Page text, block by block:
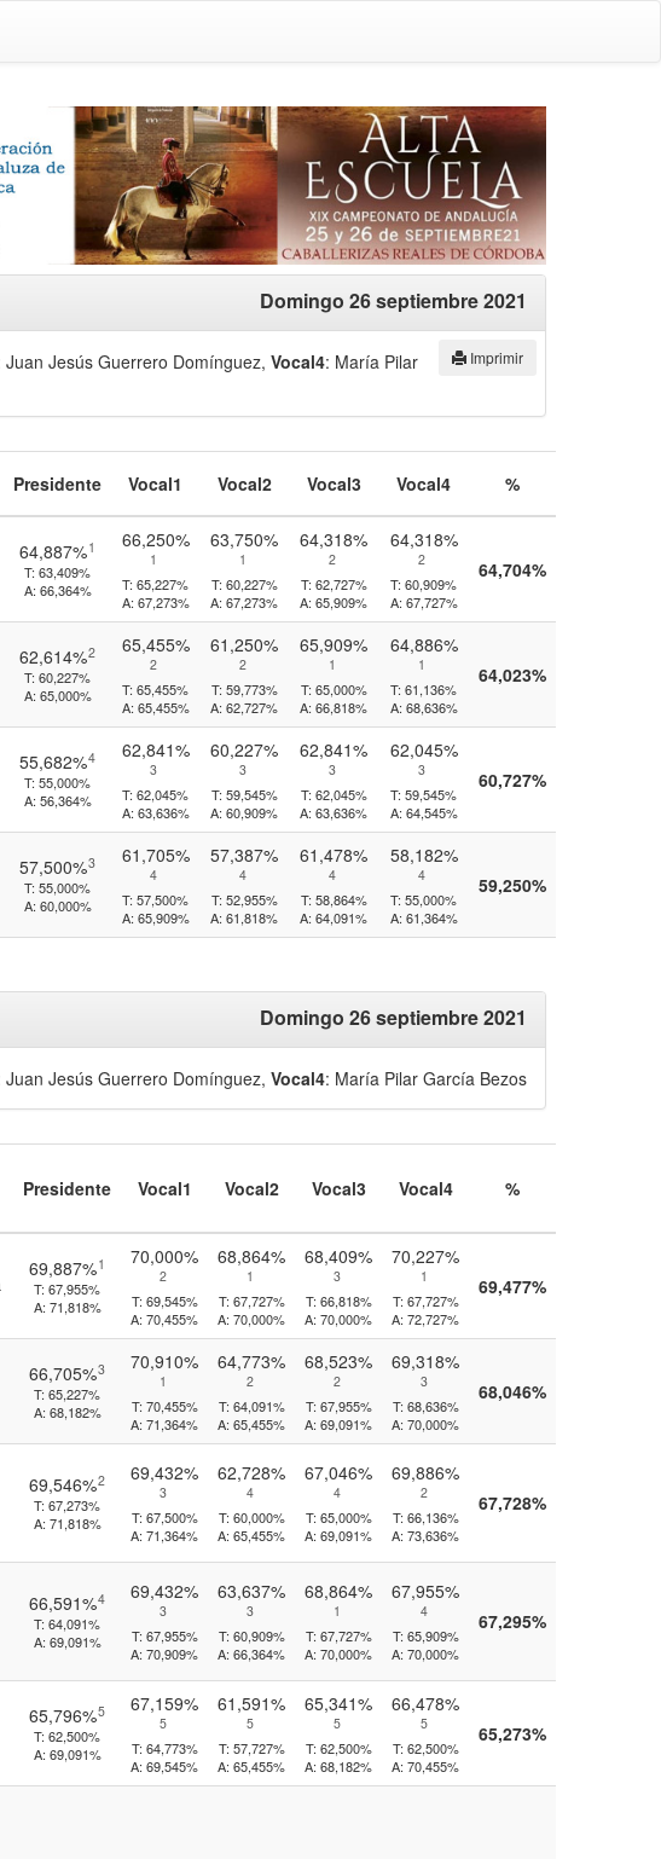
Domingo 26 septiembre 2021
Imprimir
Juan Jesús Guerrero Domínguez, Vocal4: María Pilar
Presidente Vocal1 Vocal2 Vocal3 Vocal4 %
64,887%1
T: 63,409%
A: 66,364%
66,250%
1
T: 65,227%
A: 67,273%
63,750%
1
T: 60,227%
A: 67,273%
64,318%
2
T: 62,727%
A: 65,909%
64,318%
2
T: 60,909%
A: 67,727%
64,704%
62,614%2
T: 60,227%
A: 65,000%
65,455%
2
T: 65,455%
A: 65,455%
61,250%
2
T: 59,773%
A: 62,727%
65,909%
1
T: 65,000%
A: 66,818%
64,886%
1
T: 61,136%
A: 68,636%
64,023%
55,682%4
T: 55,000%
A: 56,364%
62,841%
3
T: 62,045%
A: 63,636%
60,227%
3
T: 59,545%
A: 60,909%
62,841%
3
T: 62,045%
A: 63,636%
62,045%
3
T: 59,545%
A: 64,545%
60,727%
57,500%3
T: 55,000%
A: 60,000%
61,705%
4
T: 57,500%
A: 65,909%
57,387%
4
T: 52,955%
A: 61,818%
61,478%
4
T: 58,864%
A: 64,091%
58,182%
4
T: 55,000%
A: 61,364%
59,250%
Domingo 26 septiembre 2021
Juan Jesús Guerrero Domínguez, Vocal4: María Pilar García Bezos
Presidente Vocal1 Vocal2 Vocal3 Vocal4 %
69,887%1
T: 67,955%
A: 71,818%
70,000%
2
T: 69,545%
A: 70,455%
68,864%
1
T: 67,727%
A: 70,000%
68,409%
3
T: 66,818%
A: 70,000%
70,227%
1
T: 67,727%
A: 72,727%
69,477%
66,705%3
T: 65,227%
A: 68,182%
70,910%
1
T: 70,455%
A: 71,364%
64,773%
2
T: 64,091%
A: 65,455%
68,523%
2
T: 67,955%
A: 69,091%
69,318%
3
T: 68,636%
A: 70,000%
68,046%
69,546%2
T: 67,273%
A: 71,818%
69,432%
3
T: 67,500%
A: 71,364%
62,728%
4
T: 60,000%
A: 65,455%
67,046%
4
T: 65,000%
A: 69,091%
69,886%
2
T: 66,136%
A: 73,636%
67,728%
66,591%4
T: 64,091%
A: 69,091%
69,432%
3
T: 67,955%
A: 70,909%
63,637%
3
T: 60,909%
A: 66,364%
68,864%
1
T: 67,727%
A: 70,000%
67,955%
4
T: 65,909%
A: 70,000%
67,295%
65,796%5
T: 62,500%
A: 69,091%
67,159%
5
T: 64,773%
A: 69,545%
61,591%
5
T: 57,727%
A: 65,455%
65,341%
5
T: 62,500%
A: 68,182%
66,478%
5
T: 62,500%
A: 70,455%
65,273%